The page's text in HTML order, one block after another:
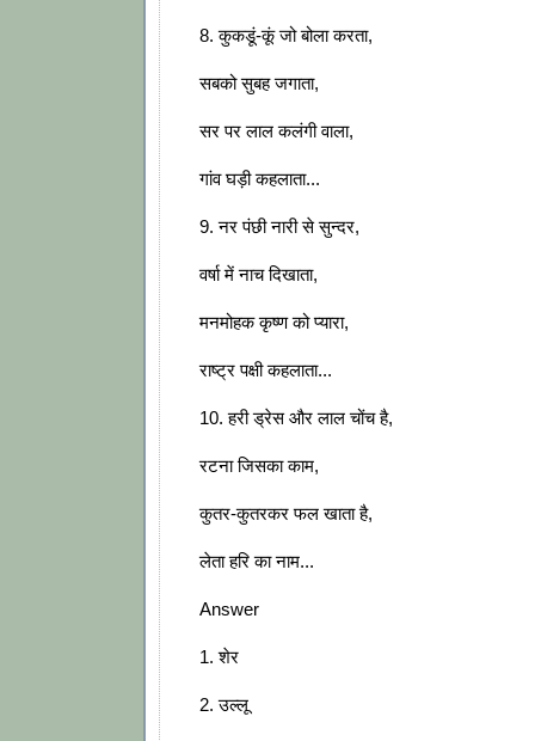
8. कुकडूं-कूं जो बोला करता,
सबको सुबह जगाता,
सर पर लाल कलंगी वाला,
गांव घड़ी कहलाता...
9. नर पंछी नारी से सुन्दर,
वर्षा में नाच दिखाता,
मनमोहक कृष्ण को प्यारा,
राष्ट्र पक्षी कहलाता...
10. हरी ड्रेस और लाल चोंच है,
रटना जिसका काम,
कुतर-कुतरकर फल खाता है,
लेता हरि का नाम...
Answer
1. शेर
2. उल्लू